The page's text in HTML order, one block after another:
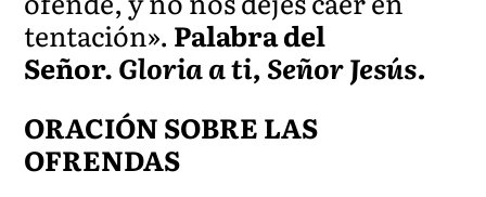
tentación». Palabra del
Señor.Gloria a ti, Señor Jesús.
ORACIÓN SOBRE LAS
OFRENDAS